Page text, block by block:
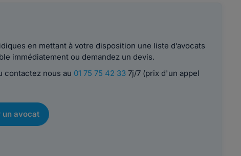
en mettant à votre disposition une liste d’avocats
immédiatement ou demandez un devis.
contactez nous au 01 75 75 42 337j/7 (prix d'un appel
un avocat